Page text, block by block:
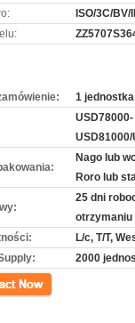
ISO/3C/BV/
1 jednostka
USD78000-
Nago lub
Roro lub
25 dni
otrzymaniu
L/c, T/T,
2000